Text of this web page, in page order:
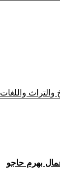
واللغات